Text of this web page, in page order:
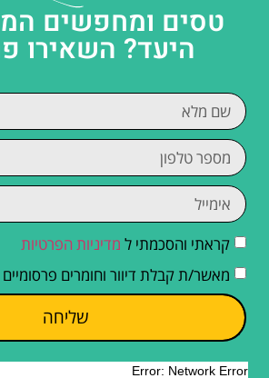
טסים ומחפשים
היעד? השאירו
קראתי והסכמתי ל מדיניות הפרטיות
מאשר/ת קבלת דיוור וחומרים פרסומיים
שליחה